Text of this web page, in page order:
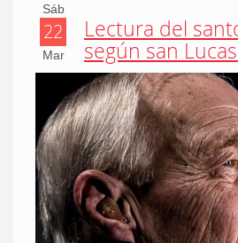
Sáb
22
Mar
Lectura del
según san